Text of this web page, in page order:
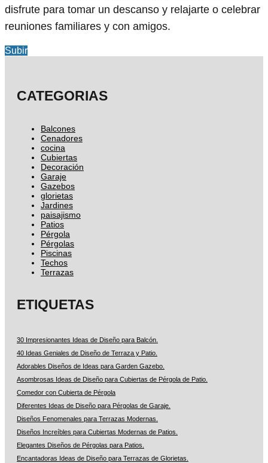
disfrute para tomar un descanso y relajarte o celebrar
reuniones familiares y con amigos.
Subir
CATEGORIAS
Balcones
Cenadores
cocina
Cubiertas
Decoración
Garaje
Gazebos
glorietas
Jardines
paisajismo
Patios
Pérgola
Pérgolas
Piscinas
Techos
Terrazas
ETIQUETAS
30 Impresionantes Ideas de Diseño para Balcón.
40 Ideas Geniales de Diseño de Terraza y Patio.
Adorables Diseños de Ideas para Garden Gazebo.
Asombrosas Ideas de Diseño para Cubiertas de Pérgola de Patio.
Comedor con Cubierta de Pérgola
Diferentes Ideas de Diseño para Pérgolas de Garaje.
Diseños Fenomenales para Terrazas Modernas.
Diseños Increíbles para Cubiertas Modernas de Patios.
Elegantes Diseños de Pérgolas para Patios.
Encantadoras Ideas de Diseño para Terrazas de Glorietas.